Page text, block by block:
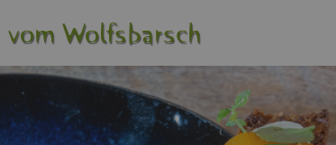
Wolfs­barsch